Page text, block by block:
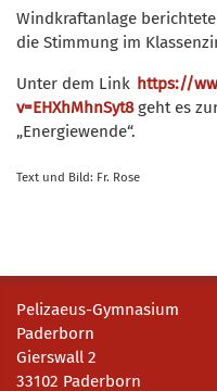
Windkraftanlage
die Stimmung im
Unter dem Link https://
v=EHXhMhnSyt8geht es
„Energiewende“.
Text und Bild: Fr. Rose
Pelizaeus-Gymnasium
Paderborn
Gierswall 2
33102 Paderborn